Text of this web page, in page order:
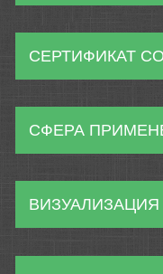
СЕРТИФИКАТ
СФЕРА